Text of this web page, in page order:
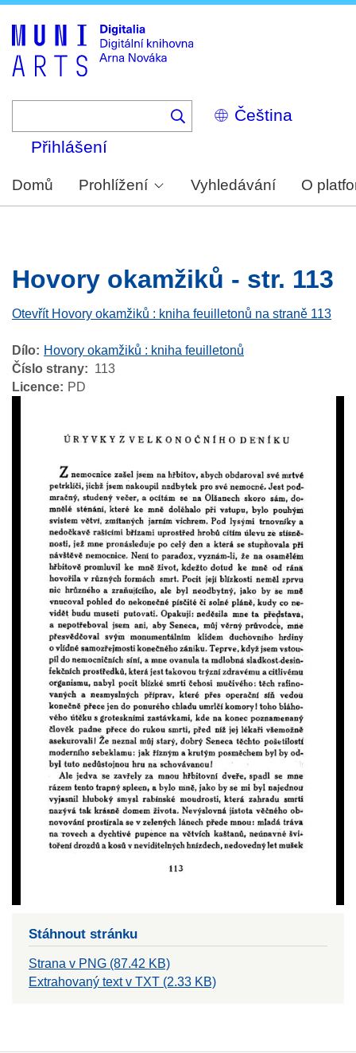
Select
your
Přihlášení
Domů Prohlížení Vyhledávání O
Hovory okamžiků - str. 113
Otevřít Hovory okamžiků : kniha feuilletonů na straně 113
Dílo
Hovory okamžiků : kniha feuilletonů
Číslo strany
113
Licence
PD
Stáhnout stránku
Strana v PNG (87.42 KB)
Extrahovaný text v TXT (2.33 KB)